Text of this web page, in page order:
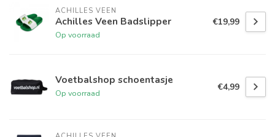
ACHILLES VEEN
Achilles Veen Badslipper
Op voorraad
€19,99
Voetbalshop schoentasje
Op voorraad
€4,99